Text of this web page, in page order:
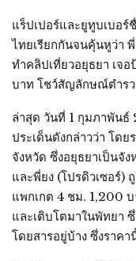
แร็ปเปอร์และยูทูบเบอร์
ไทยเรียกกันจนคุ้นหูว่า
ทำคลิปเที่ยวอยุธยา เจ
บาท โชว์สัญลักษณ์ตำร
ล่าสุด วันที่ 1 กุมภาพันธ์
ประเด็นดังกล่าวว่า โด
จังหวัด ซึ่งอยุธยาเป็นจั
และพี่ยง (โปรดิวเซอร์)
แพกเกต 4 ชม. 1,200
และเติบโตมาในพัทยา
โดยสารอยู่บ้าง ซึ่งราคา